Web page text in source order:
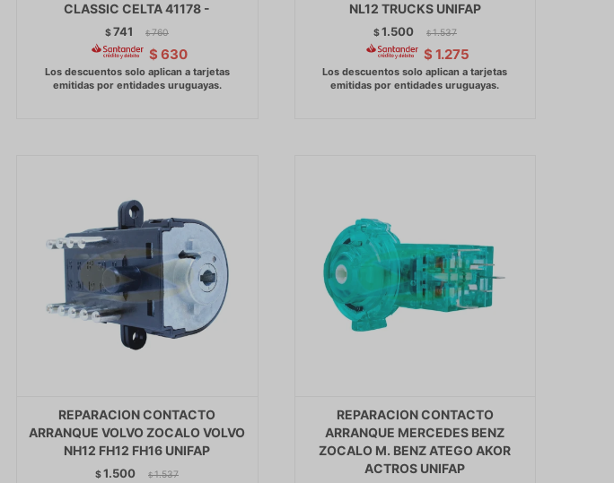
CLASSIC CELTA 41178 -
$741 $ 760
$ 630
NL12 TRUCKS UNIFAP
$1.500 $ 1.537
$ 1.275
REPARACION CONTACTO
ARRANQUE VOLVO ZOCALO VOLVO
NH12 FH12 FH16 UNIFAP
$1.500 $ 1.537
REPARACION CONTACTO
ARRANQUE MERCEDES BENZ
ZOCALO M. BENZ ATEGO AKOR
ACTROS UNIFAP